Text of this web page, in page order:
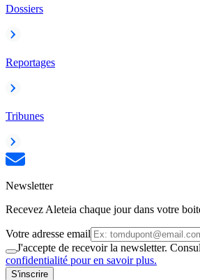
Dossiers
Reportages
Tribunes
Newsletter
Recevez Aleteia chaque jour dans votre
Votre adresse email
J'accepte de recevoir la newsletter.
confidentialité pour en savoir plus.
S'inscrire